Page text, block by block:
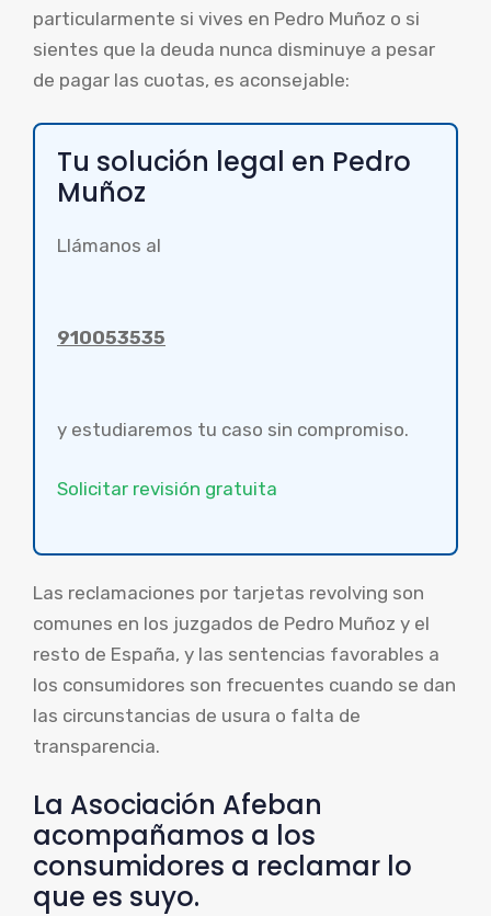
particularmente si vives en Pedro Muñoz o si
sientes que la deuda nunca disminuye a pesar
de pagar las cuotas, es aconsejable:
Tu solución legal en Pedro
Muñoz
Llámanos al
910053535
y estudiaremos tu caso sin compromiso.
Solicitar revisión gratuita
Las reclamaciones por tarjetas revolving son
comunes en los juzgados de Pedro Muñoz y el
resto de España, y las sentencias favorables a
los consumidores son frecuentes cuando se dan
las circunstancias de usura o falta de
transparencia.
La Asociación Afeban
acompañamos a los
consumidores a reclamar lo
que es suyo.